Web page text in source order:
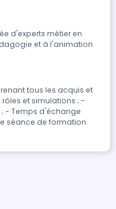
d'experts métier en
et à l'animation
tous les acquis et
et simulations ; -
; - Temps d'échange
séance de formation.